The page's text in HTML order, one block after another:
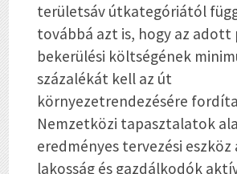
területsáv útkategóriától
továbbá azt is, hogy az adott
bekerülési költségének
százalékát kell az út
környezetrendezésére
Nemzetközi tapasztalatok
eredményes tervezési eszköz
lakosság és gazdálkodók